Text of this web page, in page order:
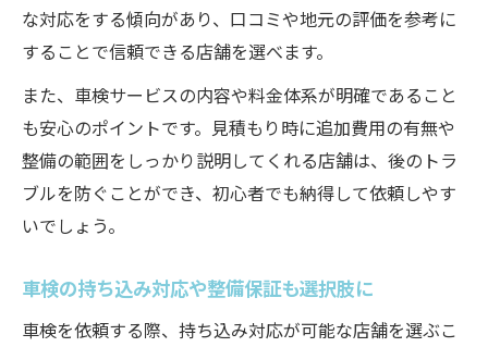
な対応をする傾向があり、口コミや地元の評価を参考に
することで信頼できる店舗を選べます。
また、車検サービスの内容や料金体系が明確であること
も安心のポイントです。見積もり時に追加費用の有無や
整備の範囲をしっかり説明してくれる店舗は、後のトラ
ブルを防ぐことができ、初心者でも納得して依頼しやす
いでしょう。
車検の持ち込み対応や整備保証も選択肢に
車検を依頼する際、持ち込み対応が可能な店舗を選ぶこ